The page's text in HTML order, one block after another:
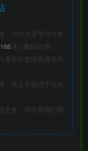
，仅供大家学习与参
进行删除处理。
本站赞同其观点和
，禁止下载用于任何
失效，请联系我们我